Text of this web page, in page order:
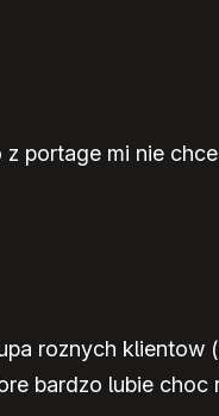
portage mi nie
roznych
bardzo lubie